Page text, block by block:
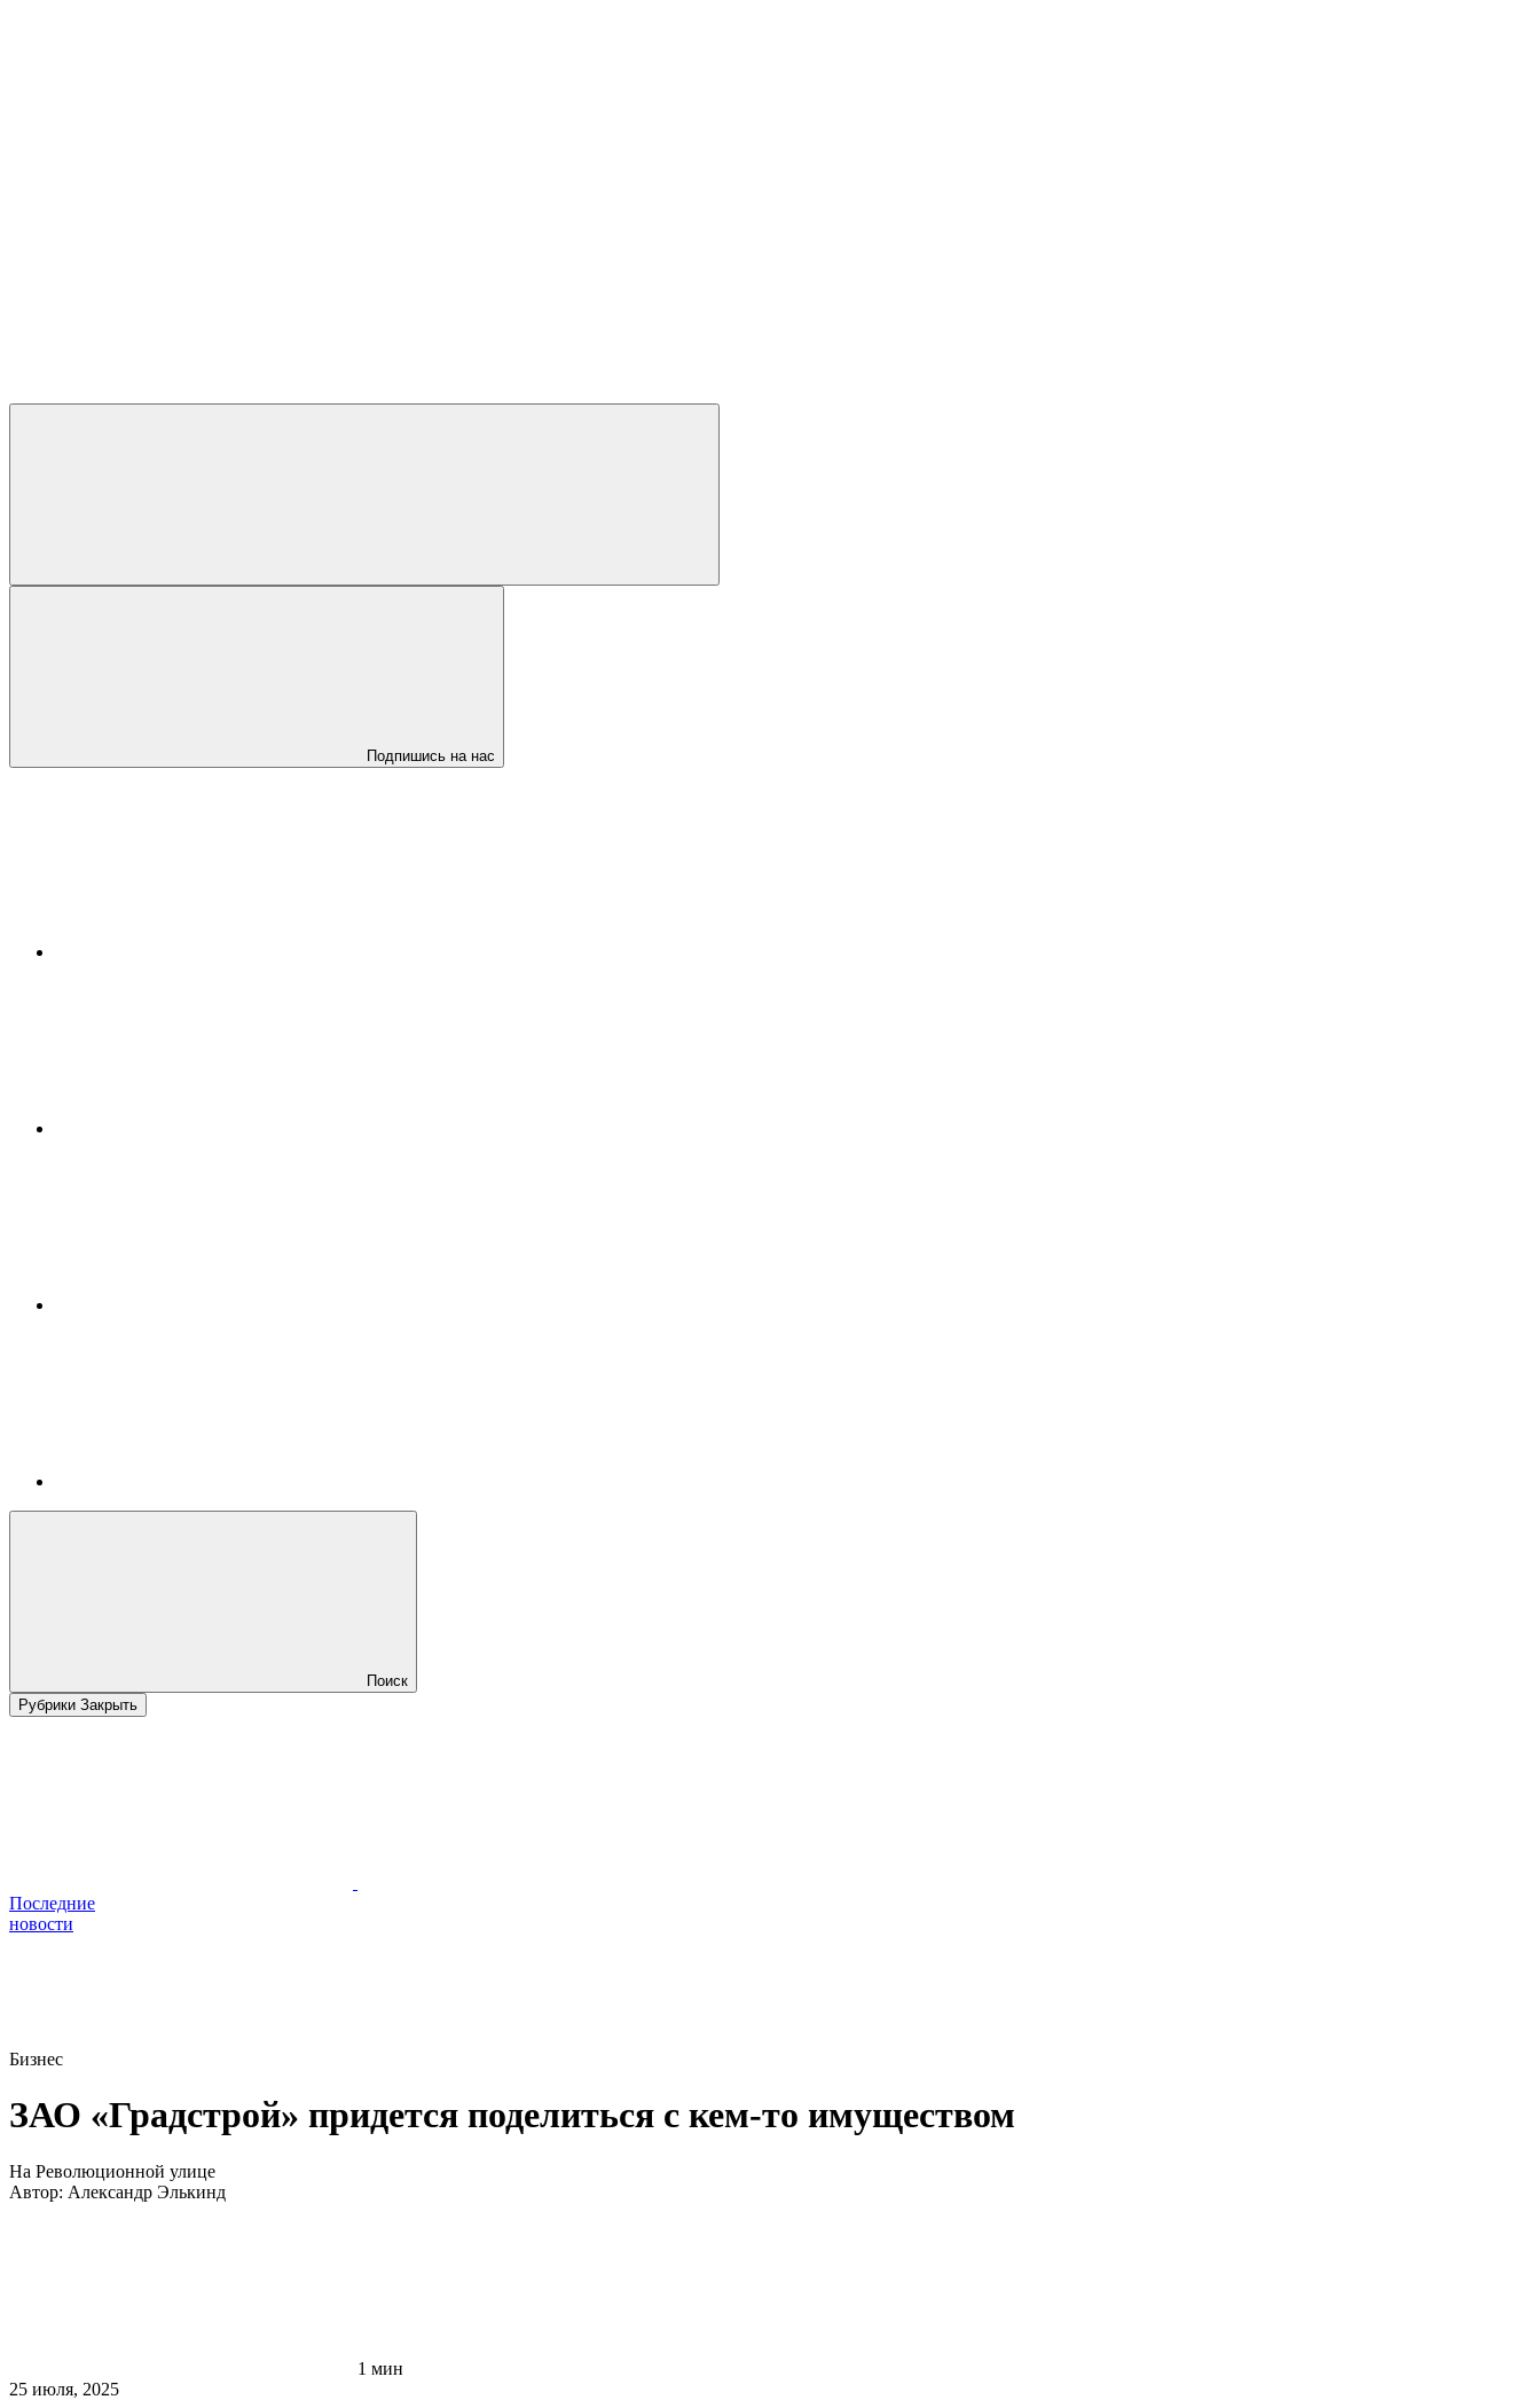
Подпишись на нас
Поиск
Рубрики Закрыть
Последние
новости
Бизнес
ЗАО «Градстрой» придется поделиться с кем-то имуществом
На Революционной улице
Автор: Александр Элькинд
1 мин
25 июля, 2025